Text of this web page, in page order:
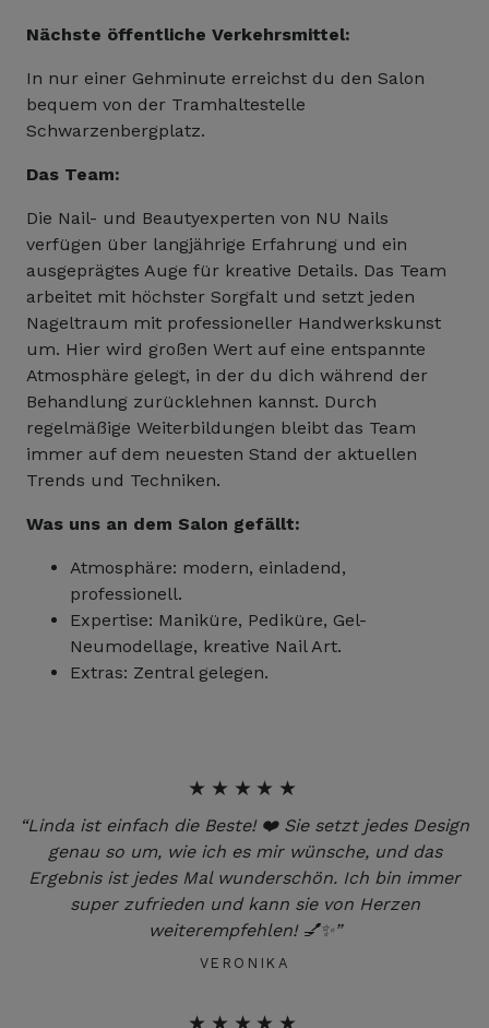
Nächste öffentliche Verkehrsmittel:
In nur einer Gehminute erreichst du den Salon
bequem von der Tramhaltestelle
Schwarzenbergplatz.
Das Team:
Die Nail- und Beautyexperten von NU Nails
verfügen über langjährige Erfahrung und ein
ausgeprägtes Auge für kreative Details. Das Team
arbeitet mit höchster Sorgfalt und setzt jeden
Nageltraum mit professioneller Handwerkskunst
um. Hier wird großen Wert auf eine entspannte
Atmosphäre gelegt, in der du dich während der
Behandlung zurücklehnen kannst. Durch
regelmäßige Weiterbildungen bleibt das Team
immer auf dem neuesten Stand der aktuellen
Trends und Techniken.
Was uns an dem Salon gefällt:
Atmosphäre: modern, einladend,
professionell.
Expertise: Maniküre, Pediküre, Gel-
Neumodellage, kreative Nail Art.
Extras: Zentral gelegen.
★★★★★
“Linda ist einfach die Beste! ❤️ Sie setzt jedes Design
genau so um, wie ich es mir wünsche, und das
Ergebnis ist jedes Mal wunderschön. Ich bin immer
super zufrieden und kann sie von Herzen
weiterempfehlen! 💅✨”
VERONIKA
★★★★★